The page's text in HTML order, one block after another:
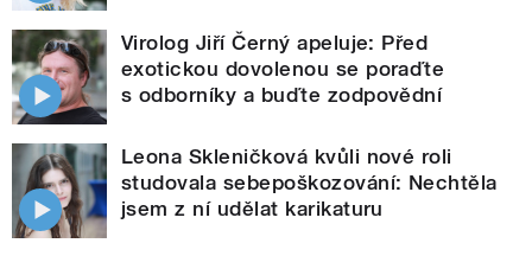
Virolog Jiří Černý apeluje: Před
exotickou dovolenou se poraďte
s odborníky a buďte zodpovědní
Leona Skleničková kvůli nové roli
studovala sebepoškozování: Nechtěla
jsem z ní udělat karikaturu